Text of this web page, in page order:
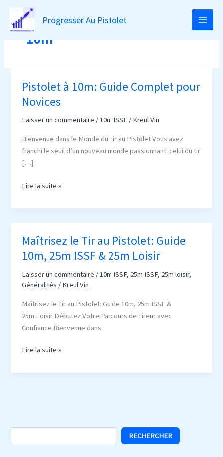
Aller
contenu
Progresser Au Pistolet
MAIN
10m
Pistolet à 10m: Guide Complet pour
Novices
Laisser un commentaire /10m ISSF / Kreul Vin
Bienvenue dans le Monde du Tir au Pistolet Vous avez
franchi le seuil d’un nouveau monde passionnant: celui du tir
[…]
Pistolet
10m:
Guide
pour
Novices
Lire la suite »
Maîtrisez le Tir au Pistolet: Guide
10m, 25m ISSF & 25m Loisir
Laisser un commentaire /10m ISSF, 25m ISSF, 25m loisir,
Généralités / Kreul Vin
Maîtrisez le Tir au Pistolet: Guide 10m, 25m ISSF &
25m Loisir Débutez Votre Parcours de Tireur avec
Confiance Bienvenue dans
Maîtrisez
Tir
ISSF
Lire la suite »
RECHERCHER